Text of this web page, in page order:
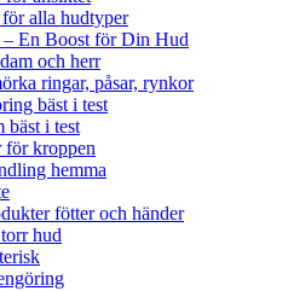
alla hudtyper
– En Boost för Din Hud
och herr
ringar, påsar, rynkor
bäst i test
bäst i test
för kroppen
hemma
fötter och händer
hud